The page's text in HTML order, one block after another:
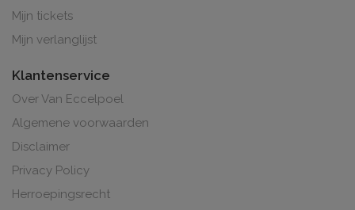
Mijn tickets
Mijn verlanglijst
Klantenservice
Over Van Eccelpoel
Algemene voorwaarden
Disclaimer
Privacy Policy
Herroepingsrecht